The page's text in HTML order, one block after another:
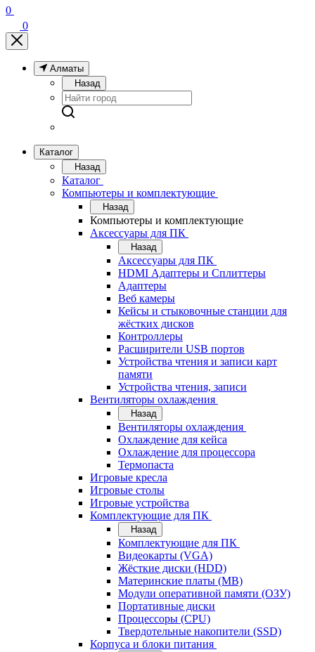
0
0
Алматы
Назад
Каталог
Назад
Каталог
Компьютеры и комплектующие
Назад
Компьютеры и комплектующие
Аксессуары для ПК
Назад
Аксессуары для ПК
HDMI Адаптеры и Сплиттеры
Адаптеры
Веб камеры
Кейсы и стыковочные станции для
жёстких дисков
Контроллеры
Расширители USB портов
Устройства чтения и записи карт
памяти
Устройства чтения, записи
Вентиляторы охлаждения
Назад
Вентиляторы охлаждения
Охлаждение для кейса
Охлаждение для процессора
Термопаста
Игровые кресла
Игровые столы
Игровые устройства
Комплектующие для ПК
Назад
Комплектующие для ПК
Видеокарты (VGA)
Жёсткие диски (HDD)
Материнские платы (MB)
Модули оперативной памяти (ОЗУ)
Портативные диски
Процессоры (CPU)
Твердотельные накопители (SSD)
Корпуса и блоки питания